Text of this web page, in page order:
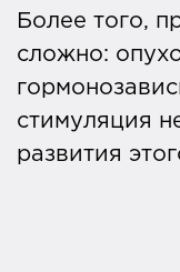
Более того,
сложно:
стимуляция
развития